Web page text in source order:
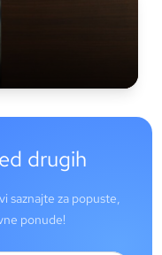
drugih
saznajte za popuste,
ponude!